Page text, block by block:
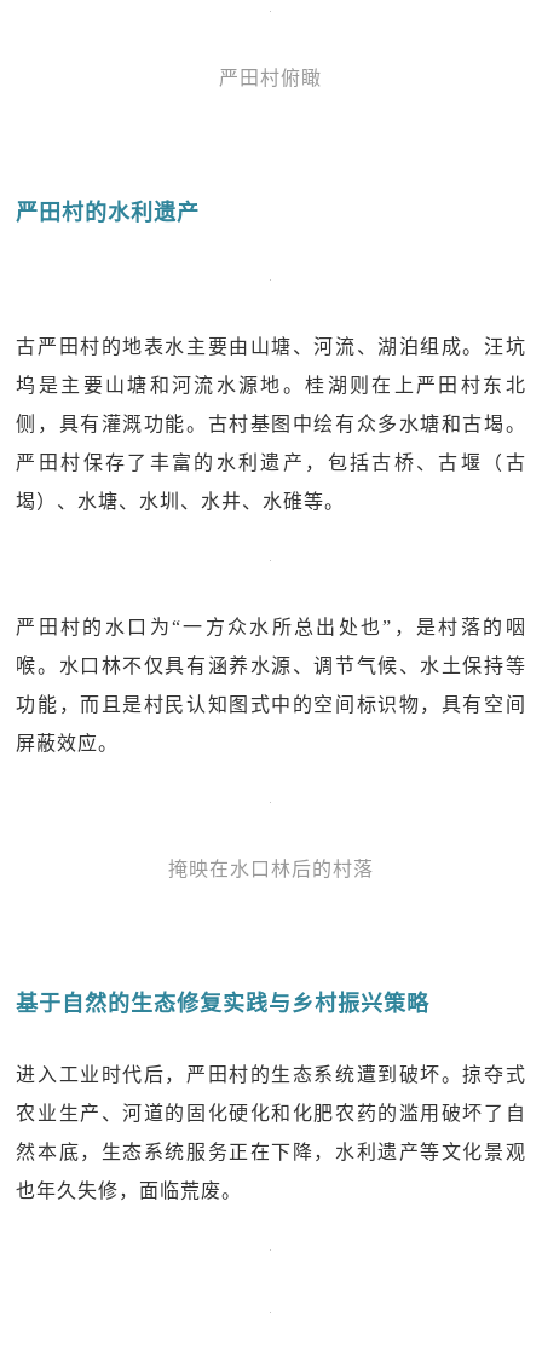
严田村俯瞰
严田村的水利遗产
古严田村的地表水主要由山塘、河流、湖泊组成。汪坑
坞是主要山塘和河流水源地。桂湖则在上严田村东北
侧，具有灌溉功能。古村基图中绘有众多水塘和古堨。
严田村保存了丰富的水利遗产，包括古桥、古堰（古
堨）、水塘、水圳、水井、水碓等。
严田村的水口为“一方众水所总出处也”，是村落的咽
喉。水口林不仅具有涵养水源、调节气候、水土保持等
功能，而且是村民认知图式中的空间标识物，具有空间
屏蔽效应。
掩映在水口林后的村落
基于自然的生态修复实践与乡村振兴策略
进入工业时代后，严田村的生态系统遭到破坏。掠夺式
农业生产、河道的固化硬化和化肥农药的滥用破坏了自
然本底，生态系统服务正在下降，水利遗产等文化景观
也年久失修，面临荒废。